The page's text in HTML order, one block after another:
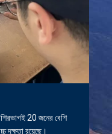
20 জনের বেশি
দক্ষতা রয়েছে।